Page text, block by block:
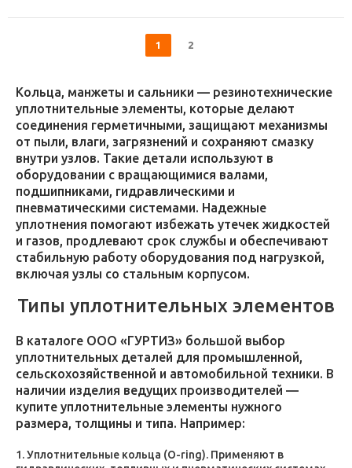
1 2
Кольца, манжеты и сальники — резинотехнические
уплотнительные элементы, которые делают
соединения герметичными, защищают механизмы
от пыли, влаги, загрязнений и сохраняют смазку
внутри узлов. Такие детали используют в
оборудовании с вращающимися валами,
подшипниками, гидравлическими и
пневматическими системами. Надежные
уплотнения помогают избежать утечек жидкостей
и газов, продлевают срок службы и обеспечивают
стабильную работу оборудования под нагрузкой,
включая узлы со стальным корпусом.
Типы уплотнительных элементов
В каталоге ООО «ГУРТИЗ» большой выбор
уплотнительных деталей для промышленной,
сельскохозяйственной и автомобильной техники. В
наличии изделия ведущих производителей —
купите уплотнительные элементы нужного
размера, толщины и типа. Например:
Уплотнительные кольца (O-ring). Применяют в